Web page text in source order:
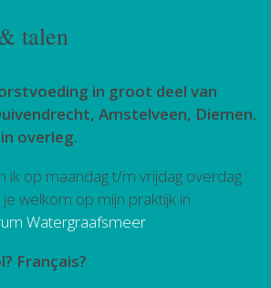
talen
in groot deel van
Amstelveen, Diemen.
overleg.
ik op maandag t/m vrijdag overdag.
welkom op mijn praktijk in
Watergraafsmeer
Français?